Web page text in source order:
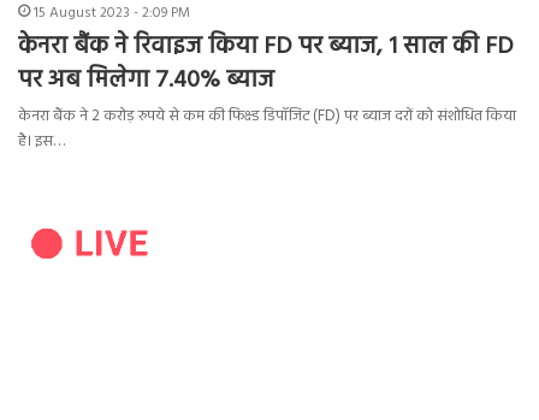
15 August 2023 - 2:09 PM
केनरा बैंक ने रिवाइज किया FD पर ब्याज, 1 साल की FD
पर अब मिलेगा 7.40% ब्याज
केनरा बैंक ने 2 करोड़ रुपये से कम की फिक्स्ड डिपॉजिट (FD) पर ब्याज दरों को संशोधित किया
है। इस…